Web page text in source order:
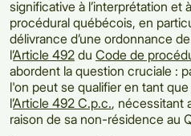
significative à l’interprétation et
procédural québécois, en
délivrance d’une ordonnance
l’Article 492 du Code de
abordent la question cruciale :
l'on peut se qualifier en tant
l’Article 492 C.p.c., nécessitant
raison de sa non-résidence au